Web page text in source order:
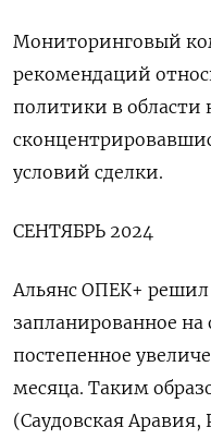
Мониторинговый
рекомендаций
политики в области
условий сделки.
СЕНТЯБРЬ 2024
Альянс ОПЕК+ решил
запланированное на
постепенное
месяца. Таким
(Саудовская